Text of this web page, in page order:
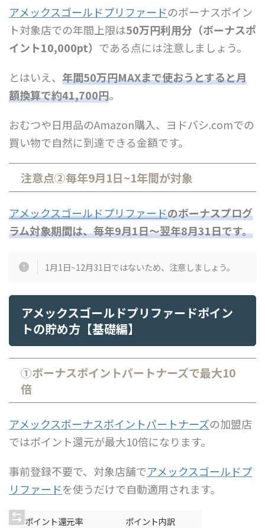
アメックスゴールドプリファードのボーナスポイン
ト対象店での年間上限は50万円利用分（ボーナスポ
イント10,000pt） である点には注意しましょう。
とはいえ、 年間50万円MAXまで使おうとすると月
額換算で約41,700円。
おむつや日用品のAmazon購入、ヨドバシ.comでの
買い物で自然に到達できる金額です。
注意点②毎年9月1日~1年間が対象
アメックスゴールドプリファードのボーナスプログ
ラム対象期間は、毎年9月1日〜翌年8月31日です。
1月1日~12月31日ではないため、注意しましょう。
アメックスゴールドプリファードポイン
トの貯め方【基礎編】
①ボーナスポイントパートナーズで最大10
倍
アメックスボーナスポイントパートナーズの加盟店
ではポイント還元が最大10倍になります。
事前登録不要で、対象店舗でアメックスゴールドプ
リファードを使うだけで自動適用されます。
ポイント還元率
ポイント内訳